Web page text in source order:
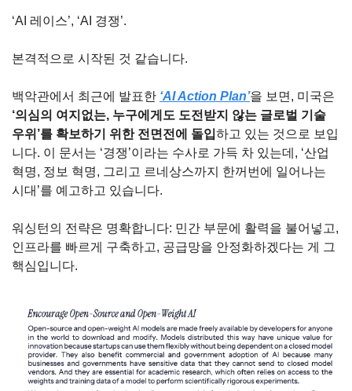
‘AI 레이스’, ‘AI 경쟁’.
본격적으로 시작된 것 같습니다.
백악관에서 최근에 발표한 ‘AI Action Plan’
‘의심의 여지없는, 누구에게도 도전받지 않는 글로벌 기술
우위’를 확보하기 위한 전면전에 돌입하고 있는 것으로 보입
니다. 이 문서는 ‘경쟁’이라는 수사로 가득 차 있는데, ‘산업
혁명, 정보 혁명, 그리고 르네상스까지 한꺼번에 일어나는
시대’를 예고하고 있습니다.
워싱턴의 전략은 명확합니다: 민간 부문에 활력을 불어넣고,
인프라를 빠르게 구축하고, 공급망을 안정화하겠다는 게 그
핵심입니다.